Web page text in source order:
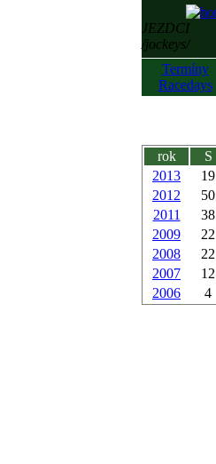
JEZDCI
/jockeys/
Termíny
Racedays
rok S
2013
19
2012
50
2011
38
2009
22
2008
22
2007
12
2006
4